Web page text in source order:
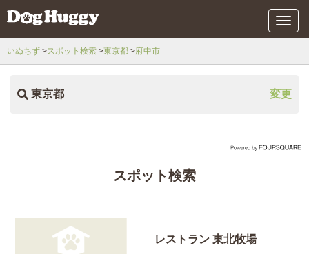
メ
ニ
いぬちず スポット検索 東京都 府中市
東京都 変更
スポット検索
レストラン 東北牧場